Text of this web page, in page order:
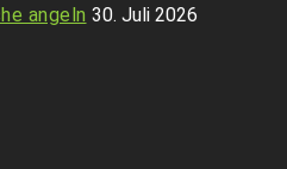
angeln 30. Juli 2026